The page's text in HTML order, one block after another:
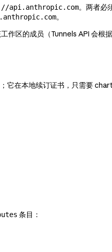
api.anthropic.com。两者必
。
作区的成员（Tunnels API 会根
它在本地续订证书，只需要
条目：